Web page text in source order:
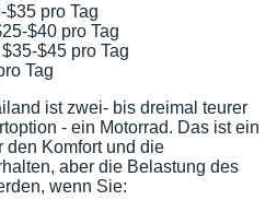
$35 pro Tag
$40 pro Tag
$45 pro Tag
Tag
ist zwei- bis dreimal teurer
- ein Motorrad. Das ist ein
den Komfort und die
aber die Belastung des
wenn Sie: